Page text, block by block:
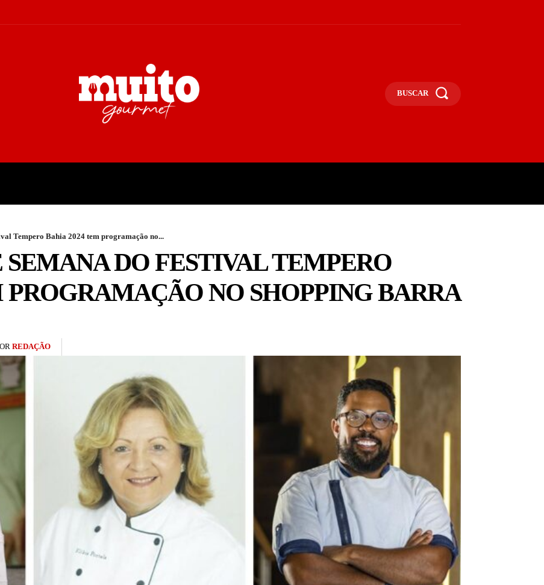
BUSCAR
Tempero Bahia 2024 tem programação no...
DO FESTIVAL TEMPERO
PROGRAMAÇÃO NO SHOPPING BARRA
REDAÇÃO